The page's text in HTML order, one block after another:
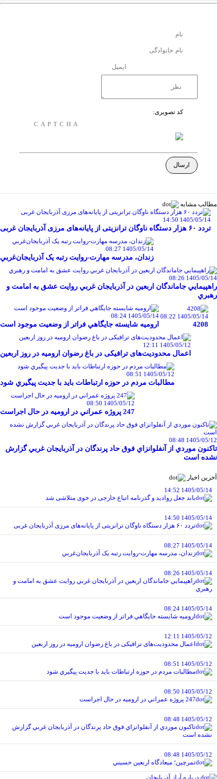
کد تصویری:
مطالب مشابه
1405/05/14 14:50
تردد ۶۰ هزار دستگاه ناوگان ترانزیتی از پایانه‌های مرزی آذربایجان ‌غربی
1405/05/14 08:27
زندان، مدرسه مهارت-روايت رتبه يک آذربايجان‌غربي
1405/05/14 08:26
راهپيمايي جاماندگان اربعين در آذربايجان غربي روايت عشق به امامت و
رهبري
1405/05/14 08:24
اروميه شايسته جايگاهي فراتر از وضعيت موجود است
1405/05/14 08:22
4208
1405/05/12 12:11
اعمال محدودیت‌های ترافیکی در باغ رضوان ارومیه در روز اربعین
1405/05/12 08:51
مطالبات مردم در حوزه ارتباطات بايد با جديت پيگيري شود
1405/05/12 08:50
247 پروژه عمراني در اروميه در حال اجراست
1405/05/12 08:48
تاکنون موردي از آنفلوانزاي فوق حاد پرندگان در آذربايجان غربي گزارش
نشده است
آخرین اخبار
1405/05/14 14:52
باند جعل روادید و گذرنامه اتباع خارجی در خوی متلاشی شد
1405/05/14 14:50
تردد ۶۰ هزار دستگاه ناوگان ترانزیتی از پایانه‌های مرزی آذربایجان ‌غربی
1405/05/14 08:27
زندان، مدرسه مهارت-روايت رتبه يک آذربايجان‌غربي
1405/05/14 08:26
راهپيمايي جاماندگان اربعين در آذربايجان غربي روايت عشق به امامت و
رهبري
1405/05/14 08:24
اروميه شايسته جايگاهي فراتر از وضعيت موجود است
1405/05/12 12:11
اعمال محدودیت‌های ترافیکی در باغ رضوان ارومیه در روز اربعین
1405/05/12 08:51
مطالبات مردم در حوزه ارتباطات بايد با جديت پيگيري شود
1405/05/12 08:50
247 پروژه عمراني در اروميه در حال اجراست
1405/05/12 08:48
تاکنون موردي از آنفلوانزاي فوق حاد پرندگان در آذربايجان غربي گزارش
نشده است
1405/05/12 08:48
تمرچين؛ ميعادگاه اربعين حسيني
درباره آراز آذربایجان